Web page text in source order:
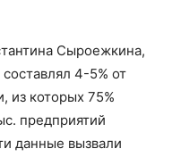
Сыроежкина,
4-5% от
из которых 75%
предприятий
данные вызвали